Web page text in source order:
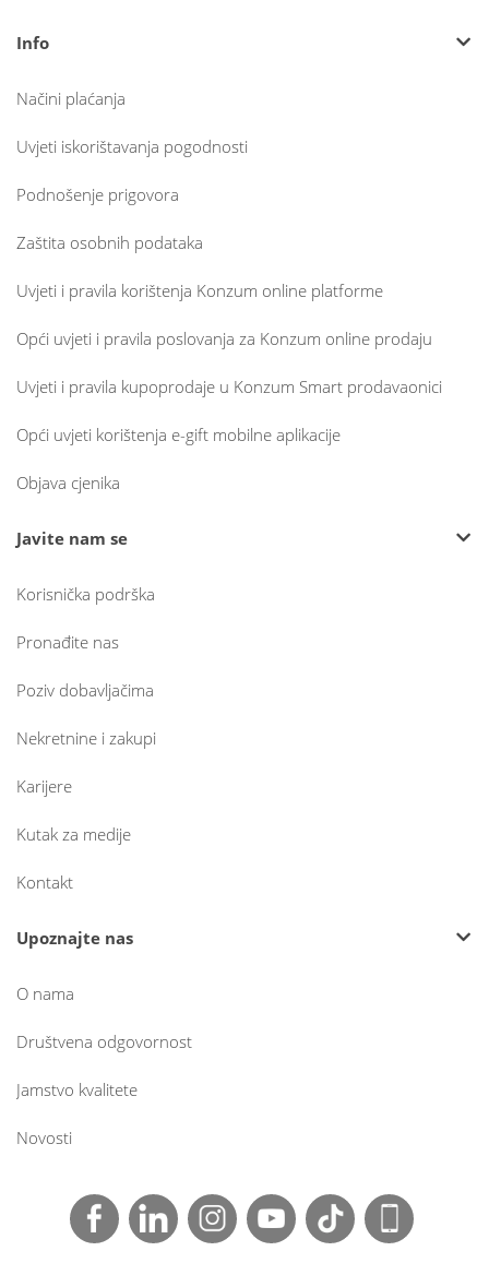
Info
Načini plaćanja
Uvjeti iskorištavanja pogodnosti
Podnošenje prigovora
Zaštita osobnih podataka
Uvjeti i pravila korištenja Konzum online platforme
Opći uvjeti i pravila poslovanja za Konzum online prodaju
Uvjeti i pravila kupoprodaje u Konzum Smart prodavaonici
Opći uvjeti korištenja e-gift mobilne aplikacije
Objava cjenika
Javite nam se
Korisnička podrška
Pronađite nas
Poziv dobavljačima
Nekretnine i zakupi
Karijere
Kutak za medije
Kontakt
Upoznajte nas
O nama
Društvena odgovornost
Jamstvo kvalitete
Novosti